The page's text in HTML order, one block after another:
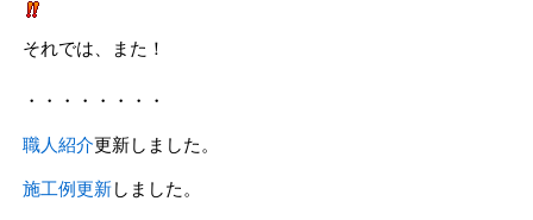
それでは、また！
・・・・・・・・
職人紹介更新しました。
施工例更新しました。